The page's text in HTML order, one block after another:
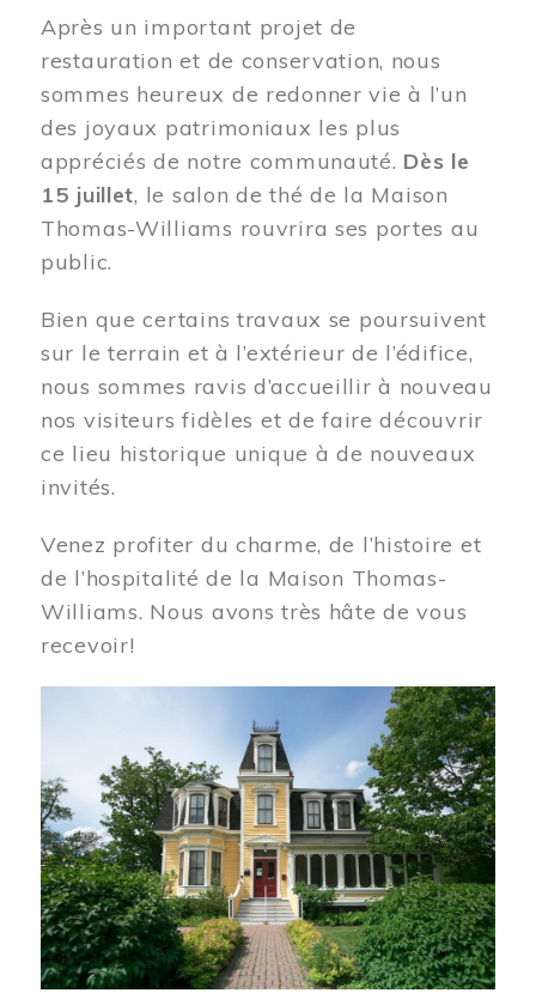
Après un important projet de
restauration et de conservation, nous
sommes heureux de redonner vie à l’un
des joyaux patrimoniaux les plus
appréciés de notre communauté. Dès le
15 juillet, le salon de thé de la Maison
Thomas-Williams rouvrira ses portes au
public.
Bien que certains travaux se poursuivent
sur le terrain et à l’extérieur de l’édifice,
nous sommes ravis d’accueillir à nouveau
nos visiteurs fidèles et de faire découvrir
ce lieu historique unique à de nouveaux
invités.
Venez profiter du charme, de l’histoire et
de l’hospitalité de la Maison Thomas-
Williams. Nous avons très hâte de vous
recevoir!